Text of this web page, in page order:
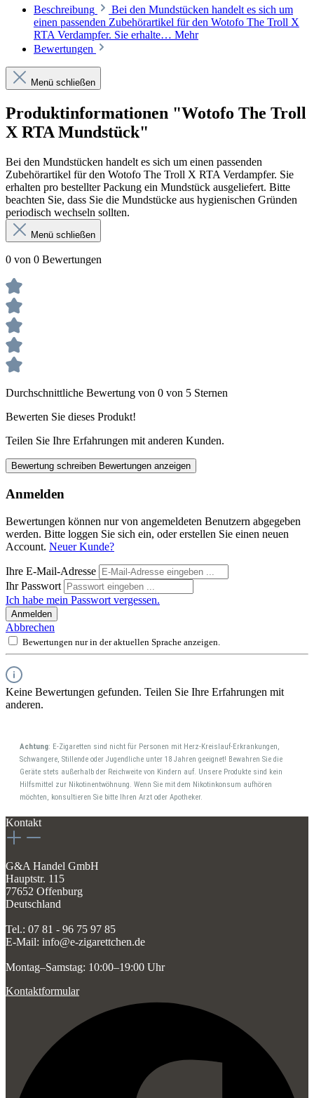
Beschreibung
Bei den Mundstücken handelt es sich um
einen passenden Zubehörartikel für den Wotofo The Troll X
RTA Verdampfer. Sie erhalte… Mehr
Bewertungen
Menü schließen
Produktinformationen "Wotofo The Troll
X RTA Mundstück"
Bei den Mundstücken handelt es sich um einen passenden
Zubehörartikel für den Wotofo The Troll X RTA Verdampfer. Sie
erhalten pro bestellter Packung ein Mundstück ausgeliefert. Bitte
beachten Sie, dass Sie die Mundstücke aus hygienischen Gründen
periodisch wechseln sollten.
Menü schließen
0 von 0 Bewertungen
Durchschnittliche Bewertung von 0 von 5 Sternen
Bewerten Sie dieses Produkt!
Teilen Sie Ihre Erfahrungen mit anderen Kunden.
Bewertung schreiben Bewertungen anzeigen
Anmelden
Bewertungen können nur von angemeldeten Benutzern abgegeben
werden. Bitte loggen Sie sich ein, oder erstellen Sie einen neuen
Account. Neuer Kunde?
Ihre E-Mail-Adresse
Ihr Passwort
Ich habe mein Passwort vergessen.
Anmelden
Abbrechen
Bewertungen nur in der aktuellen Sprache anzeigen.
Keine Bewertungen gefunden. Teilen Sie Ihre Erfahrungen mit
anderen.
Achtung: E-Zigaretten sind nicht für Personen mit Herz-Kreislauf-Erkrankungen,
Schwangere, Stillende oder Jugendliche unter 18 Jahren geeignet! Bewahren Sie die
Geräte stets außerhalb der Reichweite von Kindern auf. Unsere Produkte sind kein
Hilfsmittel zur Nikotinentwöhnung. Wenn Sie mit dem Nikotinkonsum aufhören
möchten, konsultieren Sie bitte Ihren Arzt oder Apotheker.
Kontakt
G&A Handel GmbH
Hauptstr. 115
77652 Offenburg
Deutschland
Tel.: 07 81 - 96 75 97 85
E-Mail: info@e-zigarettchen.de
Montag–Samstag: 10:00–19:00 Uhr
Kontaktformular